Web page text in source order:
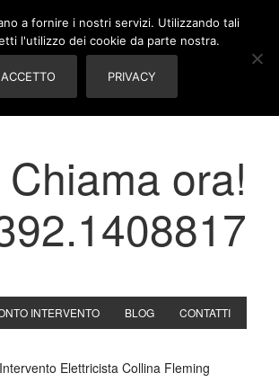
Chiama ora!
INTERVENTO BLOG CONTATTI
Elettricista Collina Fleming
a fornire i nostri servizi. Utilizzando tali
l'utilizzo dei cookie da parte nostra.
ACCETTO PRIVACY